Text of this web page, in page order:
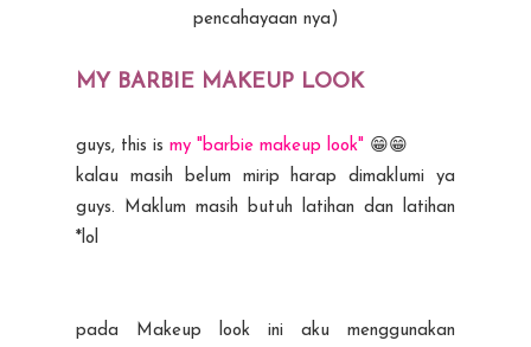
pencahayaan nya)
MY BARBIE MAKEUP LOOK
guys, this is my "barbie makeup look" 😁😁
kalau masih belum mirip harap dimaklumi ya
guys. Maklum masih butuh latihan dan latihan
*lol
pada Makeup look ini aku menggunakan